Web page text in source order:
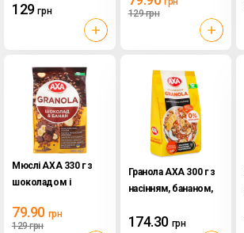
129 грн
129грн
Мюслі AXA 330 г з
шоколадом і
79.90 грн
129грн
Гранола АХА 300 г з
насінням, бананом,
174.30 грн